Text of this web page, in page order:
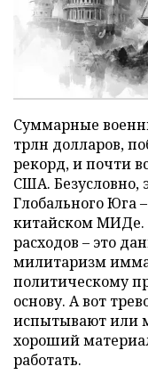
Суммарные
трлн долларов,
рекорд, и почти
США. Безусловно,
Глобального Юга
китайском МИДе.
расходов – это
милитаризм
политическому
основу. А вот
испытывают или
хороший
работать.